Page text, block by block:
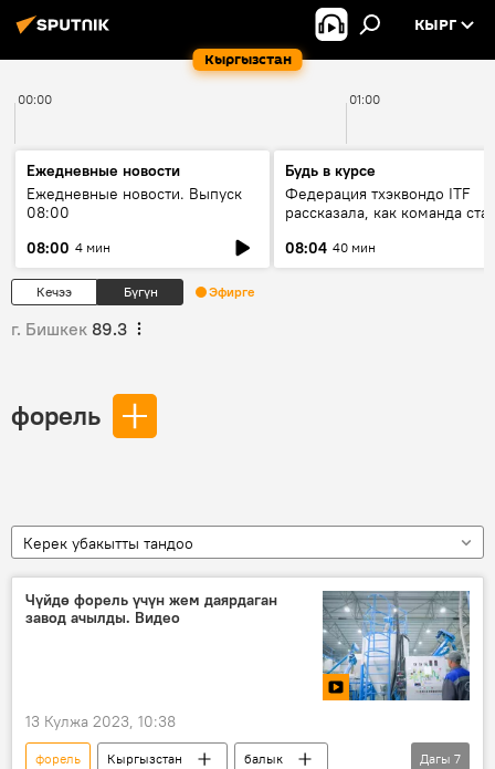
Кыргызстан
КЫРГ
00:00 01:00
Ежедневные новости
Ежедневные новости. Выпуск
08:00
08:00 4 мин
Будь в курсе
Федерация тхэквондо ITF
рассказала, как команда
08:04 40 мин
Кечээ Бүгүн Эфирге
г. Бишкек 89.3
форель
Керек убакытты тандоо
Чүйдө форель үчүн жем даярдаган
завод ачылды. Видео
13 Кулжа 2023, 10:38
форель Кыргызстан
балык
Дагы 7